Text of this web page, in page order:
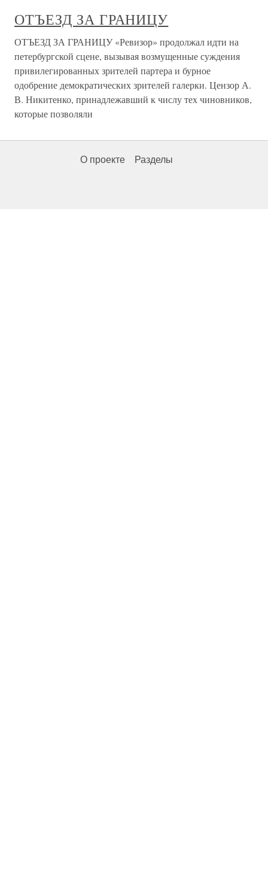
ОТЪЕЗД ЗА ГРАНИЦУ
ОТЪЕЗД ЗА ГРАНИЦУ «Ревизор» продолжал идти на
петербургской сцене, вызывая возмущенные суждения
привилегированных зрителей партера и бурное
одобрение демократических зрителей галерки. Цензор А.
В. Никитенко, принадлежавший к числу тех чиновников,
которые позволяли
О проекте Разделы